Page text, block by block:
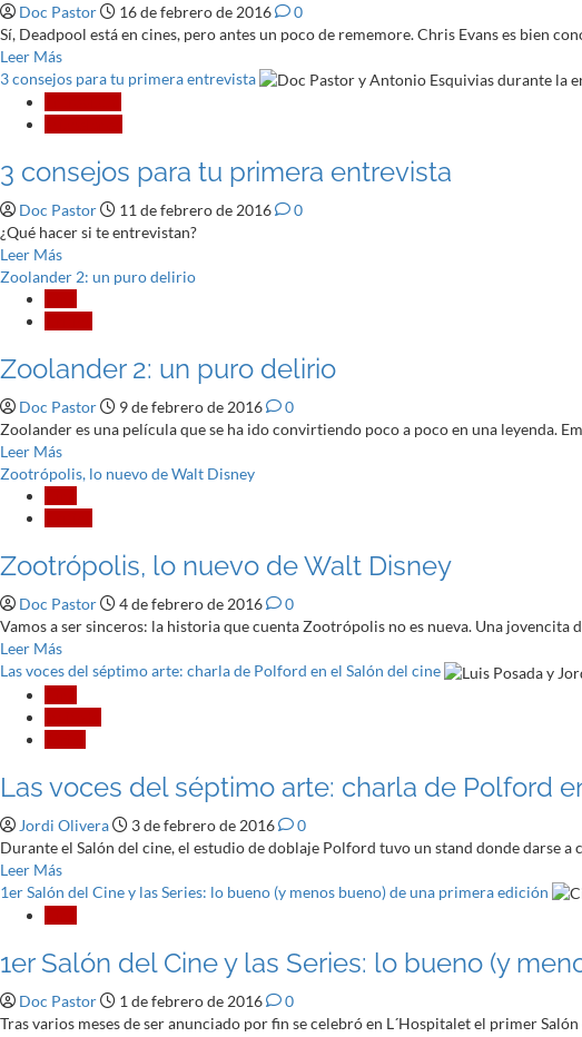
nostalgia
de
Planetary
Doc Pastor 16 de febrero de 2016
0
Sí, Deadpool está en cines, pero antes un poco de rememore. Chris Evans es bien
Leer MásLeer
más
estrena
«Deadpool».
Y
todos
enloquecemos
3 consejos para tu primera entrevista
3 consejos para tu primera entrevista
Doc Pastor 11 de febrero de 2016
0
¿Qué hacer si te entrevistan?
Leer MásLeer
más
consejos
tu
primera
entrevista
Zoolander 2: un puro delirio
Zoolander 2: un puro delirio
Doc Pastor 9 de febrero de 2016
0
Zoolander es una película que se ha ido convirtiendo poco a poco en una leyenda.
Leer MásLeer
más
2:
puro
delirio
Zootrópolis, lo nuevo de Walt Disney
Zootrópolis, lo nuevo de Walt Disney
Doc Pastor 4 de febrero de 2016
0
Vamos a ser sinceros: la historia que cuenta Zootrópolis no es nueva. Una jovencita
Leer MásLeer
más
acerca
de
Zootrópolis,
nuevo
de
Walt
Disney
Las voces del séptimo arte: charla de Polford en el Salón del cine
Las voces del séptimo arte: charla de Polford
Jordi Olivera 3 de febrero de 2016
0
Durante el Salón del cine, el estudio de doblaje Polford tuvo un stand donde darse a
Leer MásLeer
más
Las
del
séptimo
1er Salón del Cine y las Series: lo bueno (y menos bueno) de una primera edición
1er Salón del Cine y las Series: lo bueno (y
Doc Pastor 1 de febrero de 2016
0
Tras varios meses de ser anunciado por fin se celebró en L´Hospitalet el primer Salón